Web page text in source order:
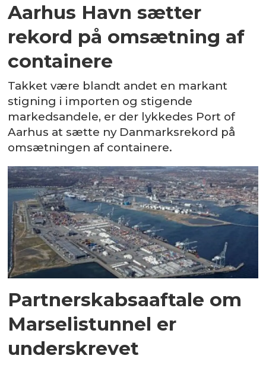
Aarhus Havn sætter
rekord på omsætning af
containere
Takket være blandt andet en markant
stigning i importen og stigende
markedsandele, er der lykkedes Port of
Aarhus at sætte ny Danmarksrekord på
omsætningen af containere.
Partnerskabsaaftale om
Marselistunnel er
underskrevet